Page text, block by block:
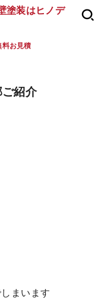
料お見積
紹介
まいます